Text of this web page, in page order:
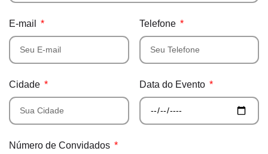
E-mail Telefone
Cidade Data do Evento
Número de Convidados